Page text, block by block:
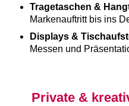
Tragetaschen &
Markenauftritt bis ins
Displays &
Messen und
Private &